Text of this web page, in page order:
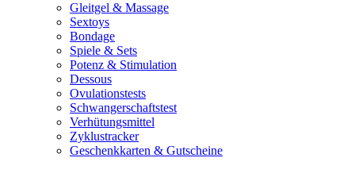
Gleitgel & Massage
Sextoys
Bondage
Spiele & Sets
Potenz & Stimulation
Dessous
Ovulationstests
Schwangerschaftstest
Verhütungsmittel
Zyklustracker
Geschenkkarten & Gutscheine